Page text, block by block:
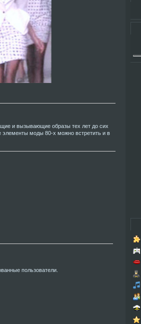
и вызывающие образы тех лет до сих
моды 80-х можно встретить и в
пользователи.